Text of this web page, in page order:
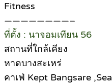
Fitness
————————–
ที่ตั้ง : นาจอมเทียน 56
สถานที่ใกล้เคียง
หาดบางสะเหร่
คาเฟ่ Kept Bangsare